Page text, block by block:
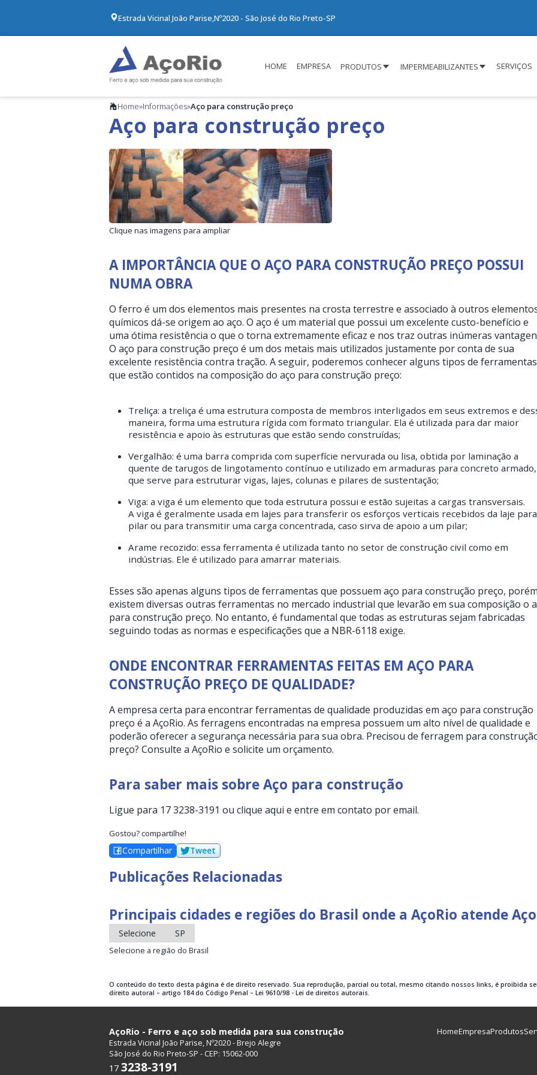
Estrada Vicinal João Parise,Nº2020 - São José do Rio Preto-SP
HOME EMPRESA PRODUTOS IMPERMEABILIZANTES SERVIÇOS
Home»Informações»Aço para construção preço
Aço para construção preço
Clique nas imagens para ampliar
A IMPORTÂNCIA QUE O AÇO PARA CONSTRUÇÃO PREÇO POSSUI
NUMA OBRA
O ferro é um dos elementos mais presentes na crosta terrestre e associado à outros
químicos dá-se origem ao aço. O aço é um material que possui um excelente custo-benefício e
uma ótima resistência o que o torna extremamente eficaz e nos traz outras inúmeras
O aço para construção preço é um dos metais mais utilizados justamente por conta de sua
excelente resistência contra tração. A seguir, poderemos conhecer alguns tipos de ferramentas
que estão contidos na composição do aço para construção preço:
Treliça: a treliça é uma estrutura composta de membros interligados em seus extremos e
maneira, forma uma estrutura rígida com formato triangular. Ela é utilizada para dar maior
resistência e apoio às estruturas que estão sendo construídas;
Vergalhão: é uma barra comprida com superfície nervurada ou lisa, obtida por laminação a
quente de tarugos de lingotamento contínuo e utilizado em armaduras para concreto armado,
que serve para estruturar vigas, lajes, colunas e pilares de sustentação;
Viga: a viga é um elemento que toda estrutura possui e estão sujeitas a cargas transversais.
A viga é geralmente usada em lajes para transferir os esforços verticais recebidos da laje
pilar ou para transmitir uma carga concentrada, caso sirva de apoio a um pilar;
Arame recozido: essa ferramenta é utilizada tanto no setor de construção civil como em
indústrias. Ele é utilizado para amarrar materiais.
Esses são apenas alguns tipos de ferramentas que possuem aço para construção preço,
existem diversas outras ferramentas no mercado industrial que levarão em sua composição o
para construção preço. No entanto, é fundamental que todas as estruturas sejam fabricadas
seguindo todas as normas e especificações que a NBR-6118 exige.
ONDE ENCONTRAR FERRAMENTAS FEITAS EM AÇO PARA
CONSTRUÇÃO PREÇO DE QUALIDADE?
A empresa certa para encontrar ferramentas de qualidade produzidas em aço para construção
preço é a AçoRio. As ferragens encontradas na empresa possuem um alto nível de qualidade e
poderão oferecer a segurança necessária para sua obra. Precisou de ferragem para
preço? Consulte a AçoRio e solicite um orçamento.
Para saber mais sobre Aço para construção
Ligue para 17 3238-3191 ou clique aqui e entre em contato por email.
Gostou? compartilhe!
Compartilhar Tweet
Publicações Relacionadas
Principais cidades e regiões do Brasil onde a AçoRio atende
Selecione SP
Selecione a região do Brasil
O conteúdo do texto desta página é de direito reservado. Sua reprodução, parcial ou total, mesmo citando nossos links, é proibida
direito autoral – artigo 184 do Código Penal – Lei 9610/98 - Lei de direitos autorais.
AçoRio - Ferro e aço sob medida para sua construção
Estrada Vicinal João Parise, Nº2020 - Brejo Alegre
São José do Rio Preto-SP - CEP: 15062-000
17 3238-3191
HomeEmpresaProdutos